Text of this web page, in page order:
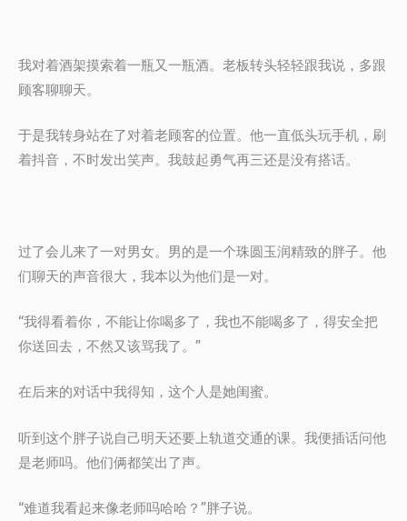
我对着酒架摸索着一瓶又一瓶酒。老板转头轻轻跟我说，多跟
顾客聊聊天。
于是我转身站在了对着老顾客的位置。他一直低头玩手机，刷
着抖音，不时发出笑声。我鼓起勇气再三还是没有搭话。
过了会儿来了一对男女。男的是一个珠圆玉润精致的胖子。他
们聊天的声音很大，我本以为他们是一对。
“我得看着你，不能让你喝多了，我也不能喝多了，得安全把
你送回去，不然又该骂我了。”
在后来的对话中我得知，这个人是她闺蜜。
听到这个胖子说自己明天还要上轨道交通的课。我便插话问他
是老师吗。他们俩都笑出了声。
“难道我看起来像老师吗哈哈？”胖子说。